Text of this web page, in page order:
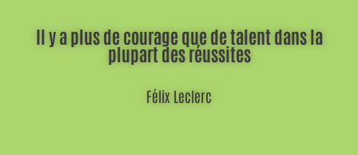
Il y a plus de courage que de talent dans la
plupart des réussites
Félix Leclerc